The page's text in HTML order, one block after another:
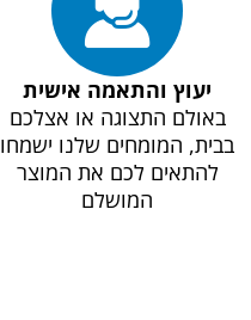
יעוץ והתאמה אישית
באולם התצוגה או אצלכם
בבית, המומחים שלנו ישמחו
להתאים לכם את המוצר
המושלם